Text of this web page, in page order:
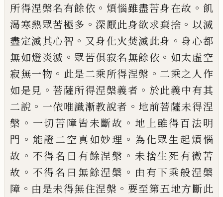
所得涅槃名有餘依 。 煩惱雖盡苦身在故 。 飢
渴寒熱眾苦極多 。 深厭此身欲求棄捨 。 以滅
盡定滅其心智 。 又身化火焚滅此身 。 身心都
無如燈炎滅 。 眾苦俱寂名無餘依 。 如太虛空
寂無一物 。 此是二乘所得涅槃 。 二乘之人作
如是見 。 菩薩所得涅槃義者 。 於此義中有其
二說 。 一依唯識漸教說者 。 地前菩薩未得涅
槃 。 一切苦障皆未斷故 。 地上雖得百法明
門 。 能證二空真如妙理 。 為化眾生起煩惱
故 。 不得名曰有餘涅槃 。 未捨生死有微苦
故 。 不得名 曰無餘涅槃 。 由有下乘般涅槃
障 。 由是未得無住涅槃 。 要至第五地方斷此